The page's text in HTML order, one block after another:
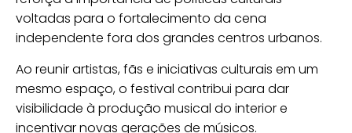
voltadas para o fortalecimento da cena
independente fora dos grandes centros urbanos.
Ao reunir artistas, fãs e iniciativas culturais em um
mesmo espaço, o festival contribui para dar
visibilidade à produção musical do interior e
incentivar novas gerações de músicos.